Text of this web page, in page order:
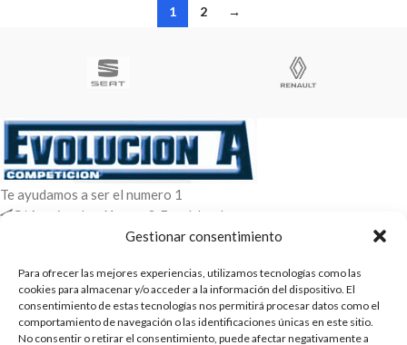
Gestionar consentimiento
Para ofrecer las mejores experiencias, utilizamos tecnologías como las
cookies para almacenar y/o acceder a la información del dispositivo. El
consentimiento de estas tecnologías nos permitirá procesar datos como el
comportamiento de navegación o las identificaciones únicas en este sitio.
No consentir o retirar el consentimiento, puede afectar negativamente a
1 2 →
Te ayudamos a ser el numero 1
C/ Arquimedes 61 nave 2. Fuenlabrada
WhatsApp +34 670604426
ENTRADAS RECIENTES
POLÍTICAS